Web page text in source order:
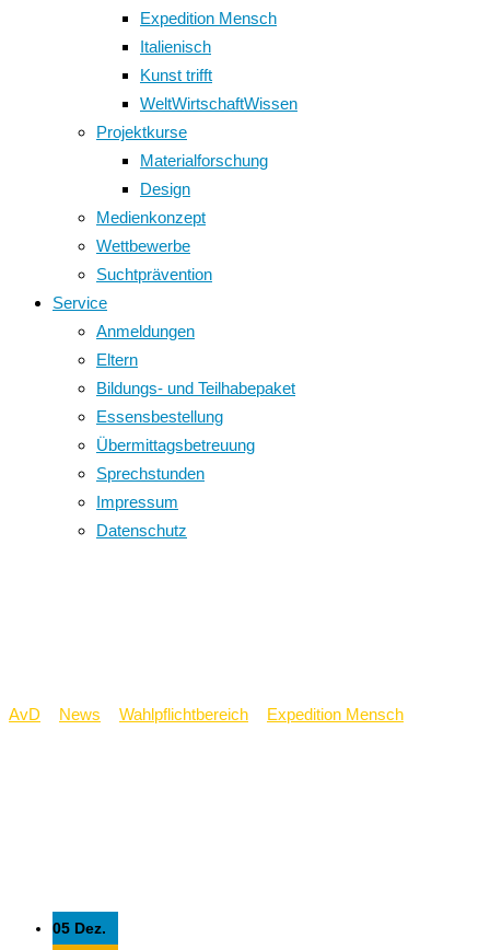
Expedition Mensch
Italienisch
Kunst trifft
WeltWirtschaftWissen
Projektkurse
Materialforschung
Design
Medienkonzept
Wettbewerbe
Suchtprävention
Service
Anmeldungen
Eltern
Bildungs- und Teilhabepaket
Essensbestellung
Übermittagsbetreuung
Sprechstunden
Impressum
Datenschutz
AvD News Wahlpflichtbereich Expedition Mensch
05 Dez.